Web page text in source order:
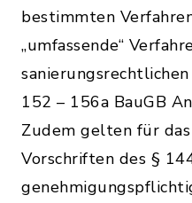
bestimmten
„umfassende“
152 – 156a BauGB
Zudem gelten für
Vorschriften des §